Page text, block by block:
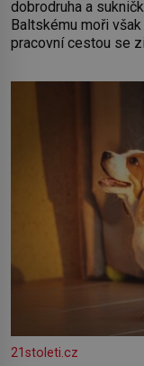
dobrodruha a
Baltskému moři
pracovní cestou se
Rigy? Casanova v
Nebyl v této oblasti
21stoleti.cz